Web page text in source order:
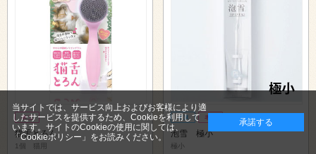
猫舌とろん
1個 猫用
泡雪 極小
極小
当サイトでは、サービス向上およびお客様により適
したサービスを提供するため、Cookieを利用して
います。サイトのCookieの使用に関しては、
「Cookieポリシー」 をお読みください。
承諾する